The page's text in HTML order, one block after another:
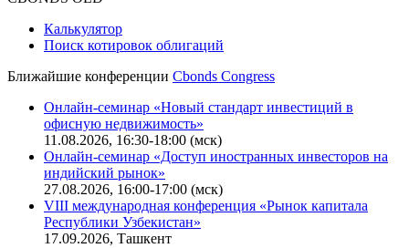
Калькулятор
Поиск котировок облигаций
Ближайшие конференции Cbonds Congress
Онлайн-семинар «Новый стандарт инвестиций в
офисную недвижимость»
11.08.2026, 16:30-18:00 (мск)
Онлайн-семинар «Доступ иностранных инвесторов на
индийский рынок»
27.08.2026, 16:00-17:00 (мск)
VIII международная конференция «Рынок капитала
Республики Узбекистан»
17.09.2026, Ташкент